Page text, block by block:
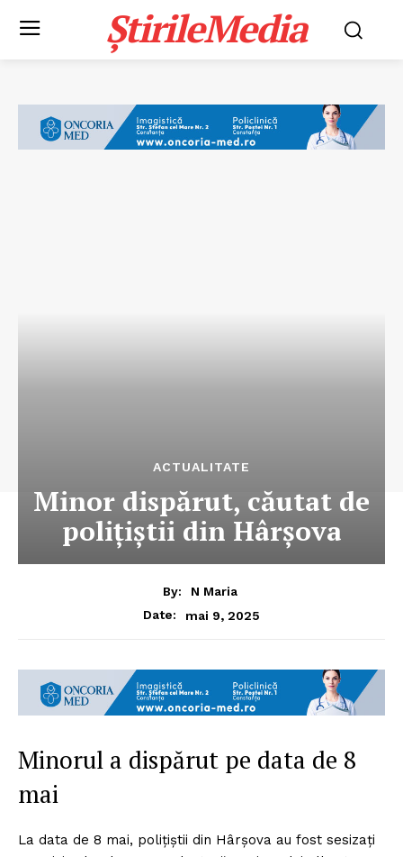
ȘtirileMedia
ACTUALITATE
Minor dispărut, căutat de
polițiștii din Hârșova
By:
N Maria
Date:
mai 9, 2025
Minorul a dispărut pe data de 8
mai
La data de 8 mai, polițiștii din Hârșova au fost sesizați